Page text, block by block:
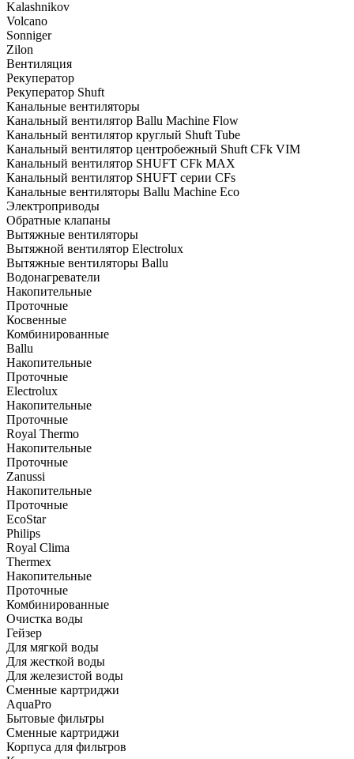
Kalashnikov
Volcano
Sonniger
Zilon
Вентиляция
Рекуператор
Рекуператор Shuft
Канальные вентиляторы
Канальный вентилятор Ballu Machine Flow
Канальный вентилятор круглый Shuft Tube
Канальный вентилятор центробежный Shuft CFk VIM
Канальный вентилятор SHUFT CFk MAX
Канальный вентилятор SHUFT серии CFs
Канальные вентиляторы Ballu Machine Eco
Электроприводы
Обратные клапаны
Вытяжные вентиляторы
Вытяжной вентилятор Electrolux
Вытяжные вентиляторы Ballu
Водонагреватели
Накопительные
Проточные
Косвенные
Комбинированные
Ballu
Накопительные
Проточные
Electrolux
Накопительные
Проточные
Royal Thermo
Накопительные
Проточные
Zanussi
Накопительные
Проточные
EcoStar
Philips
Royal Clima
Thermex
Накопительные
Проточные
Комбинированные
Очистка воды
Гейзер
Для мягкой воды
Для жесткой воды
Для железистой воды
Сменные картриджи
AquaPro
Бытовые фильтры
Сменные картриджи
Корпуса для фильтров